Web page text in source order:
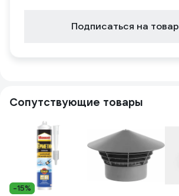
Подписаться на товар
Сопутствующие товары
-15%